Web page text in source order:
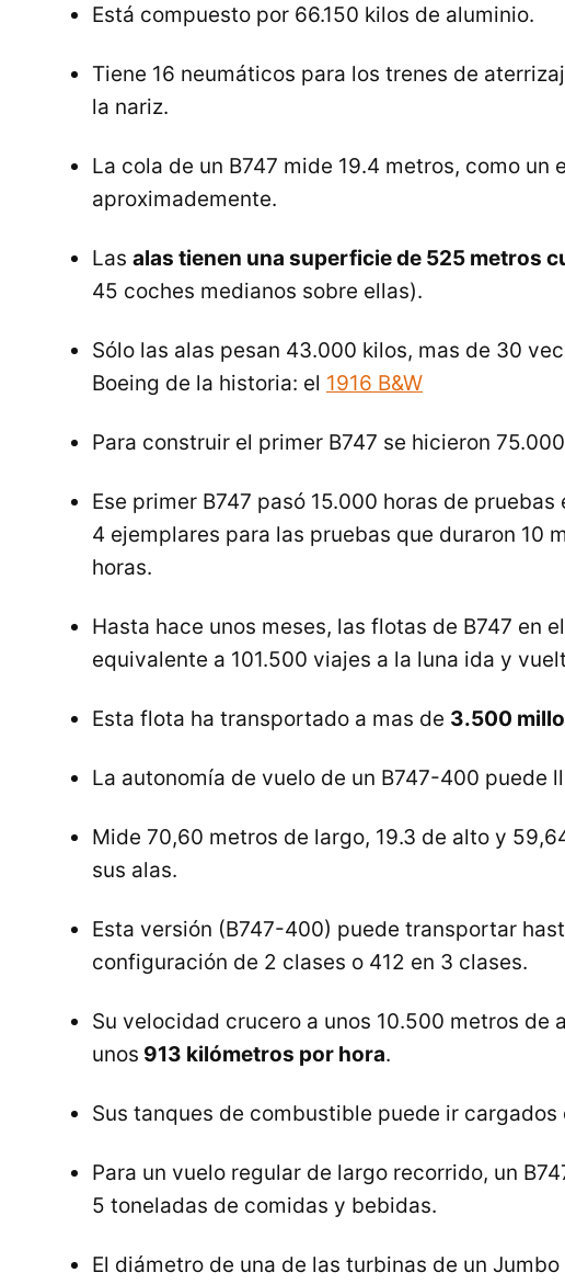
Está compuesto por 66.150 kilos de aluminio.
Tiene 16 neumáticos para los trenes de
la nariz.
La cola de un B747 mide 19.4 metros, como un
aproximademente.
Las alas tienen una superficie de 525 metros
45 coches medianos sobre ellas).
Sólo las alas pesan 43.000 kilos, mas de 30
Boeing de la historia: el 1916 B&W
Para construir el primer B747 se hicieron
Ese primer B747 pasó 15.000 horas de
4 ejemplares para las pruebas que duraron 10
horas.
Hasta hace unos meses, las flotas de B747 en
equivalente a 101.500 viajes a la luna ida y
Esta flota ha transportado a mas de 3.500
La autonomía de vuelo de un B747-400 puede
Mide 70,60 metros de largo, 19.3 de alto y
sus alas.
Esta versión (B747-400) puede transportar
configuración de 2 clases o 412 en 3 clases.
Su velocidad crucero a unos 10.500 metros de
unos 913 kilómetros por hora.
Sus tanques de combustible puede ir
Para un vuelo regular de largo recorrido, un
5 toneladas de comidas y bebidas.
El diámetro de una de las turbinas de un